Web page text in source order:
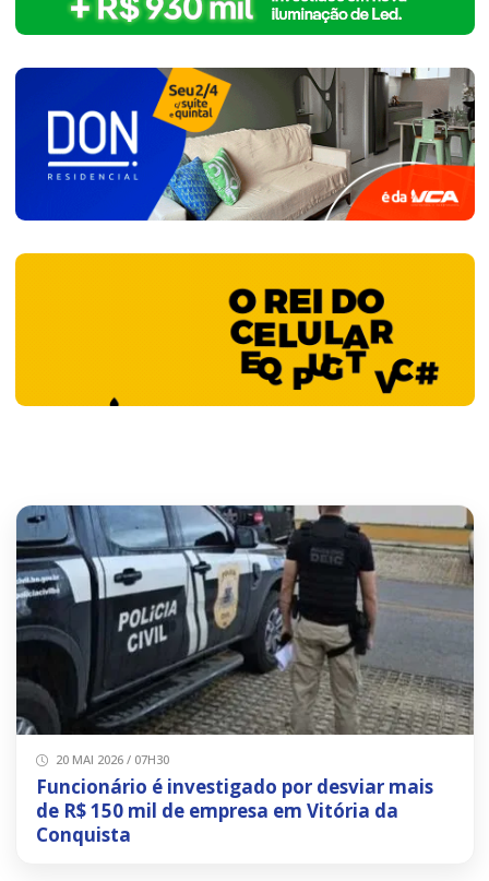
20 MAI 2026 / 07H30
Funcionário é investigado por desviar mais
de R$ 150 mil de empresa em Vitória da
Conquista